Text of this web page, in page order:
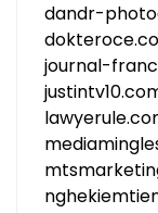
dandr-
journal-